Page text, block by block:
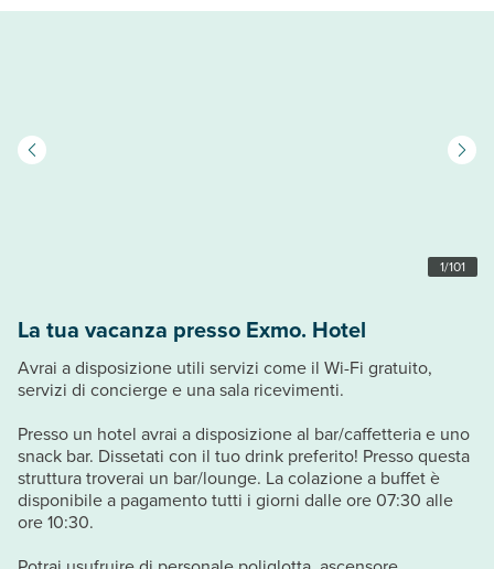
1/101
La tua vacanza presso Exmo. Hotel
Avrai a disposizione utili servizi come il Wi-Fi gratuito,
servizi di concierge e una sala ricevimenti.
Presso un hotel avrai a disposizione al bar/caffetteria e uno
snack bar. Dissetati con il tuo drink preferito! Presso questa
struttura troverai un bar/lounge. La colazione a buffet è
disponibile a pagamento tutti i giorni dalle ore 07:30 alle
ore 10:30.